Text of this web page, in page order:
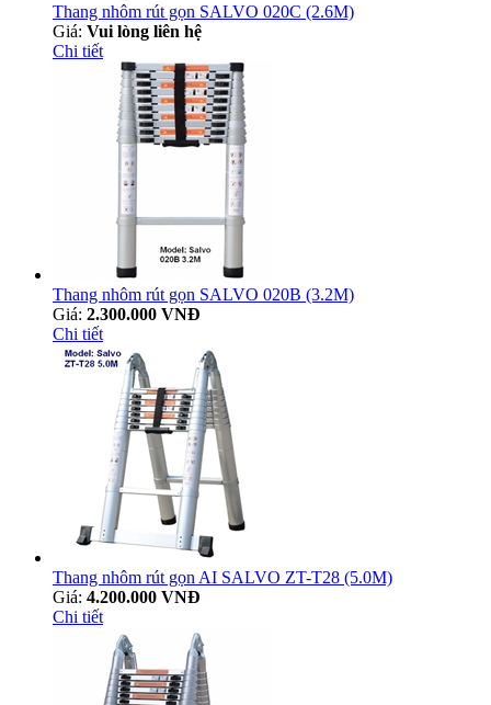
Thang nhôm rút gọn SALVO 020C (2.6M)
Giá: Vui lòng liên hệ
Chi tiết
Thang nhôm rút gọn SALVO 020B (3.2M)
Giá: 2.300.000 VNĐ
Chi tiết
Thang nhôm rút gọn AI SALVO ZT-T28 (5.0M)
Giá: 4.200.000 VNĐ
Chi tiết